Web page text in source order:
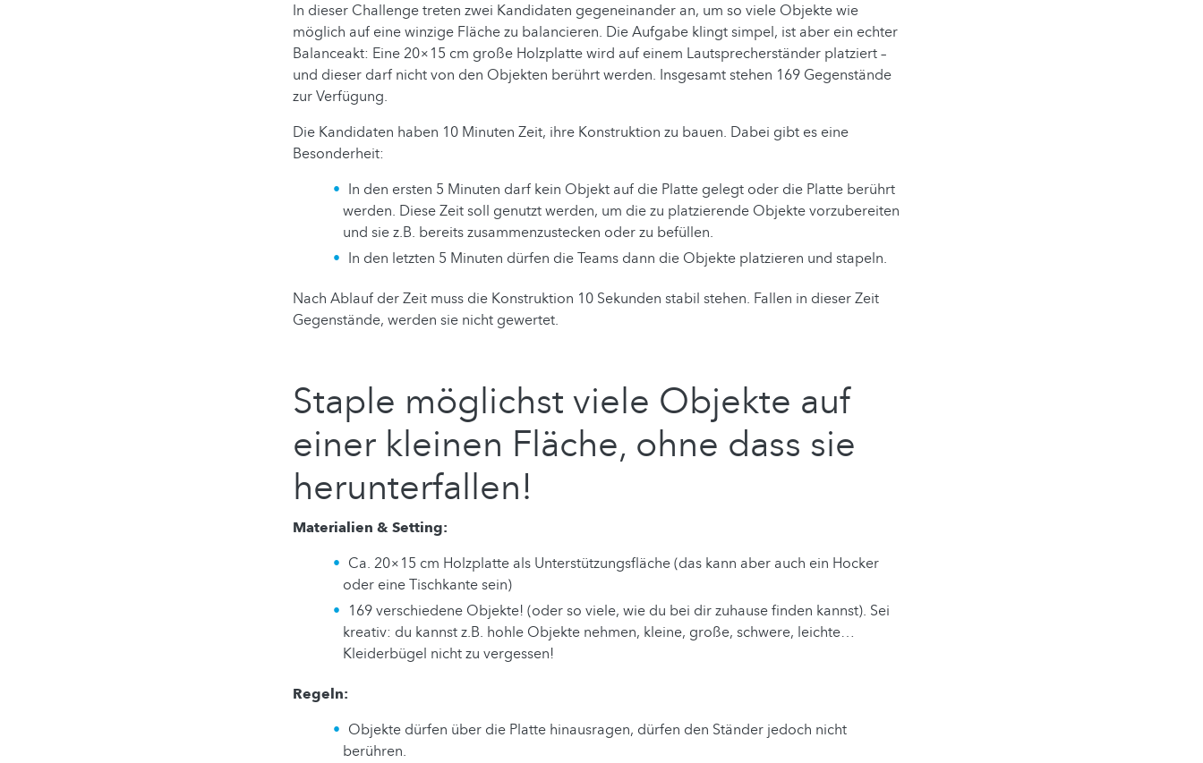
In dieser Challenge treten zwei Kandidaten gegeneinander an, um so viele Objekte wie
möglich auf eine winzige Fläche zu balancieren. Die Aufgabe klingt simpel, ist aber ein echter
Balanceakt: Eine 20×15 cm große Holzplatte wird auf einem Lautsprecherständer platziert –
und dieser darf nicht von den Objekten berührt werden. Insgesamt stehen 169 Gegenstände
zur Verfügung.
Die Kandidaten haben 10 Minuten Zeit, ihre Konstruktion zu bauen. Dabei gibt es eine
Besonderheit:
In den ersten 5 Minuten darf kein Objekt auf die Platte gelegt oder die Platte berührt
werden. Diese Zeit soll genutzt werden, um die zu platzierende Objekte vorzubereiten
und sie z.B. bereits zusammenzustecken oder zu befüllen.
In den letzten 5 Minuten dürfen die Teams dann die Objekte platzieren und stapeln.
Nach Ablauf der Zeit muss die Konstruktion 10 Sekunden stabil stehen. Fallen in dieser Zeit
Gegenstände, werden sie nicht gewertet.
Staple möglichst viele Objekte auf
einer kleinen Fläche, ohne dass sie
herunterfallen!
Materialien & Setting:
Ca. 20×15 cm Holzplatte als Unterstützungsfläche (das kann aber auch ein Hocker
oder eine Tischkante sein)
169 verschiedene Objekte! (oder so viele, wie du bei dir zuhause finden kannst). Sei
kreativ: du kannst z.B. hohle Objekte nehmen, kleine, große, schwere, leichte…
Kleiderbügel nicht zu vergessen!
Regeln:
Objekte dürfen über die Platte hinausragen, dürfen den Ständer jedoch nicht
berühren.